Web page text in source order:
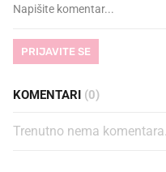
PRIJAVITE SE
KOMENTARI (0)
Trenutno nema komentara.